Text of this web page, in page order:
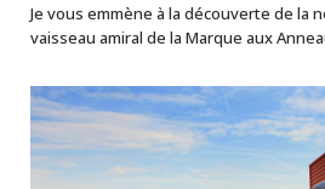
Je vous emmène à la découverte de la
vaisseau amiral de la Marque aux